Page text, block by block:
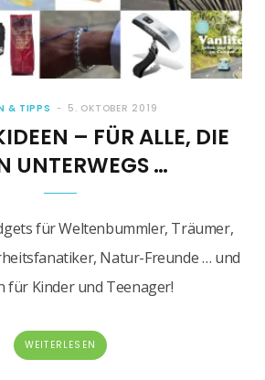
& TIPPS 5. OKTOBER 2019
– FÜR ALLE, DIE
UNTERWEGS …
für Weltenbummler, Träumer,
Natur-Freunde … und
für Kinder und Teenager!
WEITERLESEN